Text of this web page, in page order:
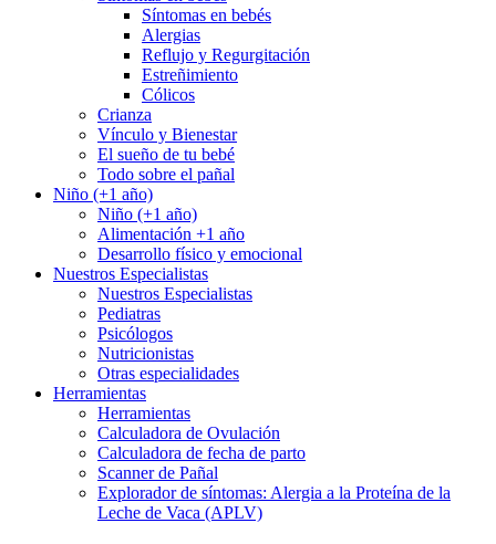
Síntomas en bebés
Alergias
Reflujo y Regurgitación
Estreñimiento
Cólicos
Crianza
Vínculo y Bienestar
El sueño de tu bebé
Todo sobre el pañal
Niño (+1 año)
Niño (+1 año)
Alimentación +1 año
Desarrollo físico y emocional
Nuestros Especialistas
Nuestros Especialistas
Pediatras
Psicólogos
Nutricionistas
Otras especialidades
Herramientas
Herramientas
Calculadora de Ovulación
Calculadora de fecha de parto
Scanner de Pañal
Explorador de síntomas: Alergia a la Proteína de la
Leche de Vaca (APLV)